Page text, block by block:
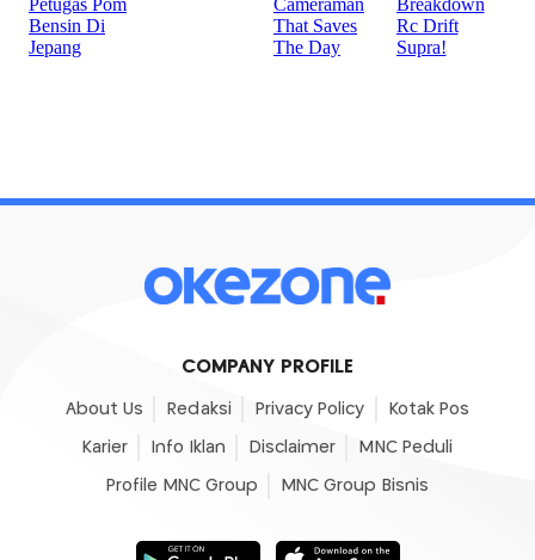
COMPANY PROFILE
About Us Redaksi Privacy Policy Kotak Pos
Karier Info Iklan Disclaimer MNC Peduli
Profile MNC Group MNC Group Bisnis